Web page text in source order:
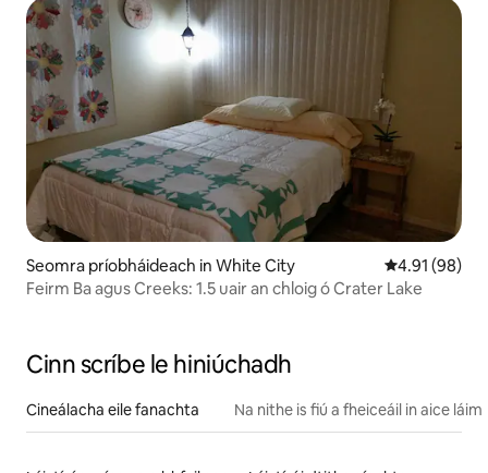
Seomra príobháideach in White City Meánrátáil
4.91 (98)
Feirm Ba agus Creeks: 1.5 uair an chloig ó Crater Lake
Cinn scríbe le hiniúchadh
Cineálacha eile fanachta Na nithe is fiú a fheiceáil in aice